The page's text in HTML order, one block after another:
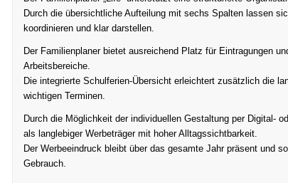
Durch die übersichtliche Aufteilung mit sechs Spalten lassen
koordinieren und klar darstellen.
Der Familienplaner bietet ausreichend Platz für Eintragungen
Arbeitsbereiche.
Die integrierte Schulferien-Übersicht erleichtert zusätzlich die
wichtigen Terminen.
Durch die Möglichkeit der individuellen Gestaltung per Digital-
als langlebiger Werbeträger mit hoher Alltagssichtbarkeit.
Der Werbeeindruck bleibt über das gesamte Jahr präsent und
Gebrauch.